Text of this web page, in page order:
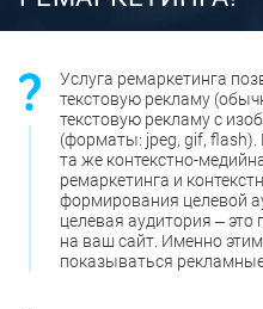
Услуга ремаркетинга
текстовую рекламу
текстовую рекламу с
(форматы: jpeg, gif, flash).
та же контекстно-
ремаркетинга и
формирования целевой
целевая аудитория ‒ это
на ваш сайт. Именно
показываться